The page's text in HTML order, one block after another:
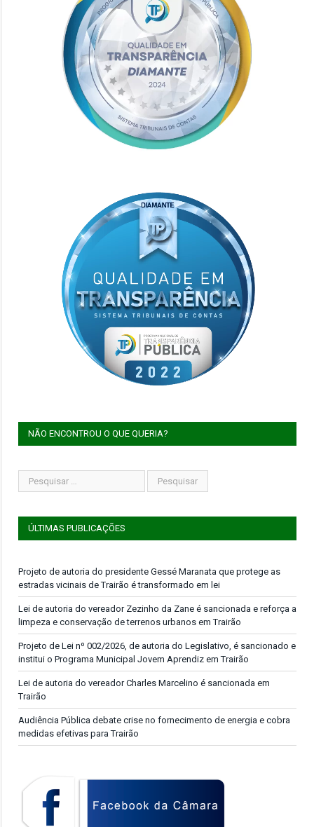
NÃO ENCONTROU O QUE QUERIA?
ÚLTIMAS PUBLICAÇÕES
Projeto de autoria do presidente Gessé Maranata que protege as
estradas vicinais de Trairão é transformado em lei
Lei de autoria do vereador Zezinho da Zane é sancionada e reforça a
limpeza e conservação de terrenos urbanos em Trairão
Projeto de Lei nº 002/2026, de autoria do Legislativo, é sancionado e
institui o Programa Municipal Jovem Aprendiz em Trairão
Lei de autoria do vereador Charles Marcelino é sancionada em
Trairão
Audiência Pública debate crise no fornecimento de energia e cobra
medidas efetivas para Trairão